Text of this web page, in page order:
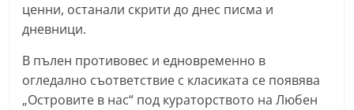
,
g
ценни, останали скрити до днес писма и
дневници.
В пълен противовес и едновременно в
огледално съответствие с класиката се появява
„Островите в нас“ под кураторството на Любен